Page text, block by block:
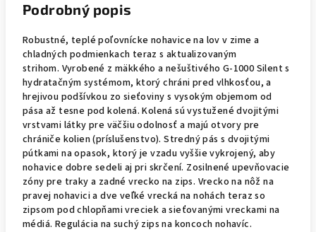
Podrobný popis
Robustné, teplé poľovnícke nohavice na lov v zime a
chladných podmienkach teraz s aktualizovaným
strihom. Vyrobené z mäkkého a nešuštivého G-1000 Silent s
hydratačným systémom, ktorý chráni pred vlhkosťou, a
hrejivou podšívkou zo sieťoviny s vysokým objemom od
pása až tesne pod kolená. Kolená sú vystužené dvojitými
vrstvami látky pre väčšiu odolnosť a majú otvory pre
chrániče kolien (príslušenstvo). Stredný pás s dvojitými
pútkami na opasok, ktorý je vzadu vyššie vykrojený, aby
nohavice dobre sedeli aj pri skrčení. Zosilnené upevňovacie
zóny pre traky a zadné vrecko na zips. Vrecko na nôž na
pravej nohavici a dve veľké vrecká na nohách teraz so
zipsom pod chlopňami vreciek a sieťovanými vreckami na
médiá. Regulácia na suchý zips na koncoch nohavíc.